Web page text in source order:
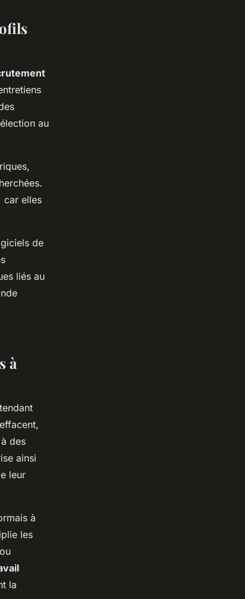
au
car elles
de
liés au
à
des
ainsi
leur
à
les
la